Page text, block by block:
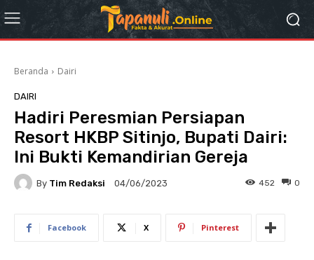
Beranda Dairi
DAIRI
Hadiri Peresmian Persiapan
Resort HKBP Sitinjo, Bupati Dairi:
Ini Bukti Kemandirian Gereja
By Tim Redaksi 04/06/2023 0
452
Facebook X Pinterest